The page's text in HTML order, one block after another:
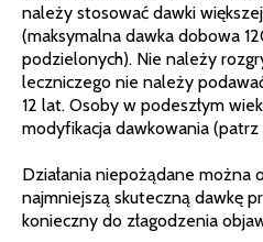
należy stosować dawki
(maksymalna dawka dobowa
podzielonych). Nie należy
leczniczego nie należy
12 lat. Osoby w podeszłym
modyfikacja dawkowania (patrz
Działania niepożądane można
najmniejszą skuteczną dawkę
konieczny do złagodzenia